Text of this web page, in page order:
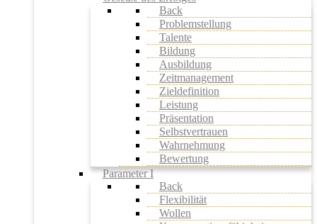
Back
Problemstellung
Talente
Bildung
Ausbildung
Zeitmanagement
Zieldefinition
Leistung
Präsentation
Selbstvertrauen
Wahrnehmung
Bewertung
Parameter I
Back
Flexibilität
Wollen